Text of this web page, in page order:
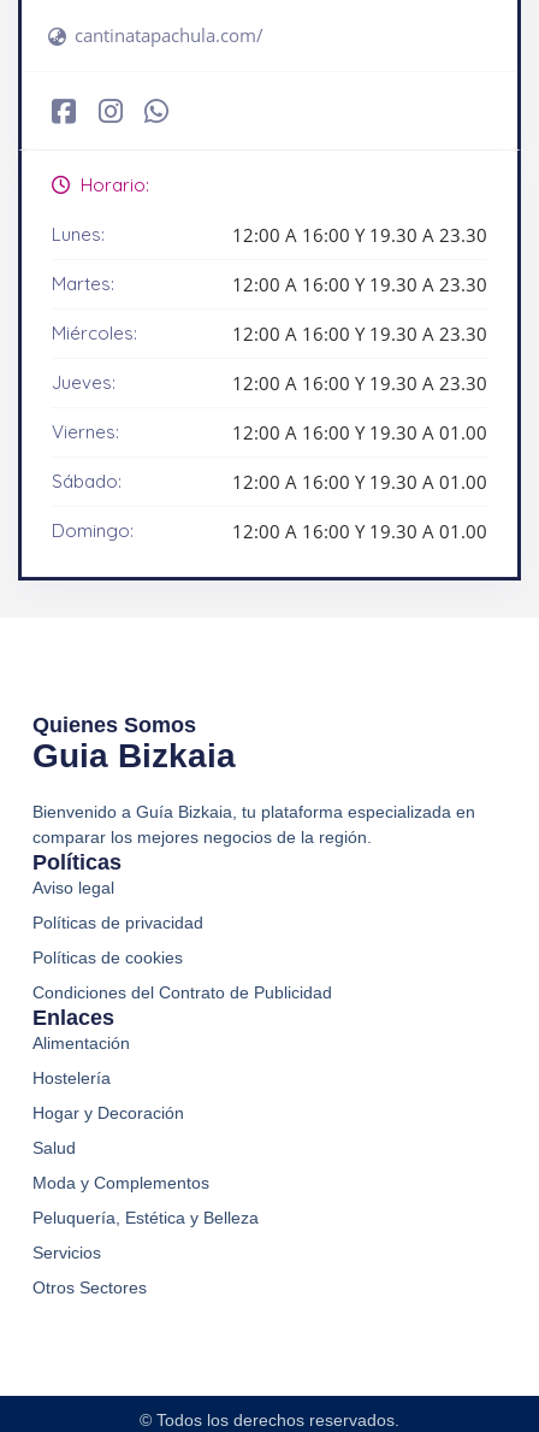
cantinatapachula.com/
Horario:
Lunes: 12:00 A 16:00 Y 19.30 A 23.30
Martes: 12:00 A 16:00 Y 19.30 A 23.30
Miércoles: 12:00 A 16:00 Y 19.30 A 23.30
Jueves: 12:00 A 16:00 Y 19.30 A 23.30
Viernes: 12:00 A 16:00 Y 19.30 A 01.00
Sábado: 12:00 A 16:00 Y 19.30 A 01.00
Domingo: 12:00 A 16:00 Y 19.30 A 01.00
Quienes Somos
Guia Bizkaia
Bienvenido a Guía Bizkaia, tu plataforma especializada en
comparar los mejores negocios de la región.
Enlaces
Alimentación
Hostelería
Hogar y Decoración
Salud
Moda y Complementos
Peluquería, Estética y Belleza
Servicios
Otros Sectores
Políticas
Aviso legal
Políticas de privacidad
Políticas de cookies
Condiciones del Contrato de Publicidad
© Todos los derechos reservados.